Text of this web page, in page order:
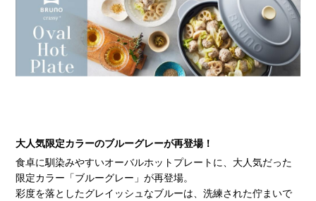
大人気限定カラーのブルーグレーが再登場！
食卓に馴染みやすいオーバルホットプレートに、大人気だった
限定カラー「ブルーグレー」が再登場。
彩度を落としたグレイッシュなブルーは、洗練された佇まいで